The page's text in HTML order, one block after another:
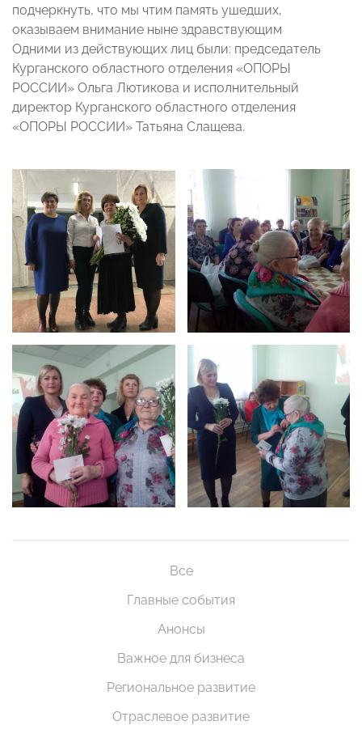
подчеркнуть, что мы чтим память ушедших,
оказываем внимание ныне здравствующим
Одними из действующих лиц были: председатель
Курганского областного отделения «ОПОРЫ
РОССИИ» Ольга Лютикова и исполнительный
директор Курганского областного отделения
«ОПОРЫ РОССИИ» Татьяна Слащева.
Все
Главные события
Анонсы
Важное для бизнеса
Региональное развитие
Отраслевое развитие